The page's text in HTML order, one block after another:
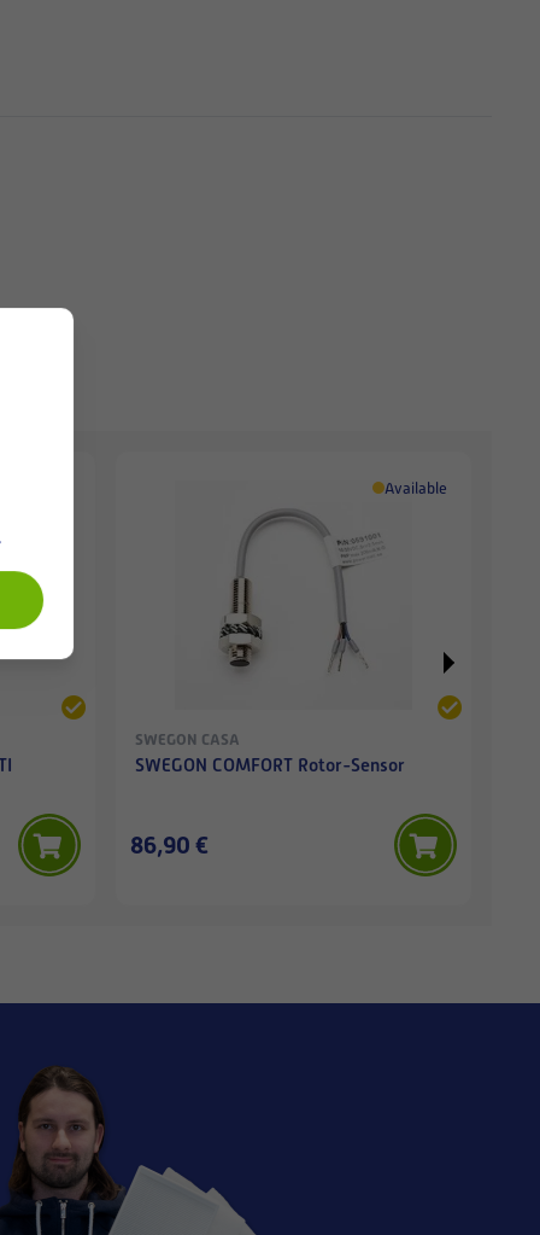
Available
SWEGON CASA
SWEGON COMFORT Rotor-Sensor
86,90 €